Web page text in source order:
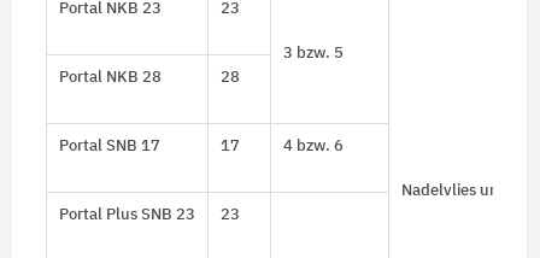
Portal NKB 23 23
3 bzw. 5
Nadelvlies und
Portal NKB 28 28
Portal SNB 17 17 4 bzw. 6
Portal Plus SNB 23 23